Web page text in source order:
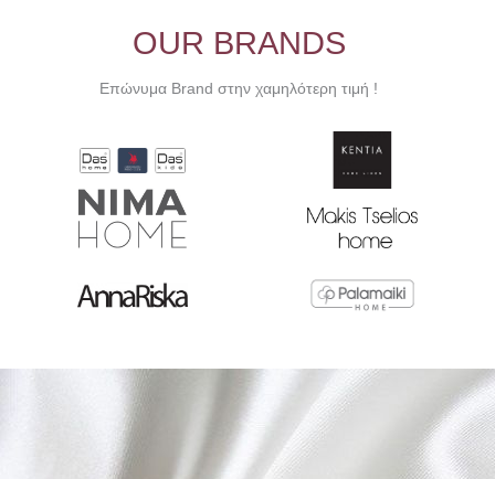
OUR BRANDS
Επώνυμα Brand στην χαμηλότερη τιμή !